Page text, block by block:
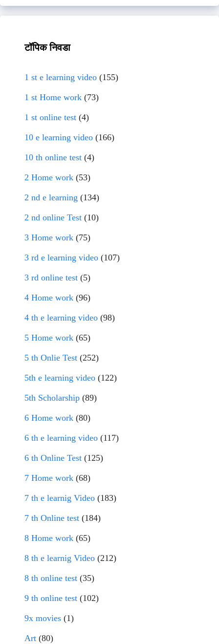
टॉपिक निवडा
1 st e learning video (155)
1 st Home work (73)
1 st online test (4)
10 e learning video (166)
10 th online test (4)
2 Home work (53)
2 nd e learning (134)
2 nd online Test (10)
3 Home work (75)
3 rd e learning video (107)
3 rd online test (5)
4 Home work (96)
4 th e learning video (98)
5 Home work (65)
5 th Onlie Test (252)
5th e learning video (122)
5th Scholarship (89)
6 Home work (80)
6 th e learning video (117)
6 th Online Test (125)
7 Home work (68)
7 th e learnig Video (183)
7 th Online test (184)
8 Home work (65)
8 th e learnig Video (212)
8 th online test (35)
9 th online test (102)
9x movies (1)
Art (80)